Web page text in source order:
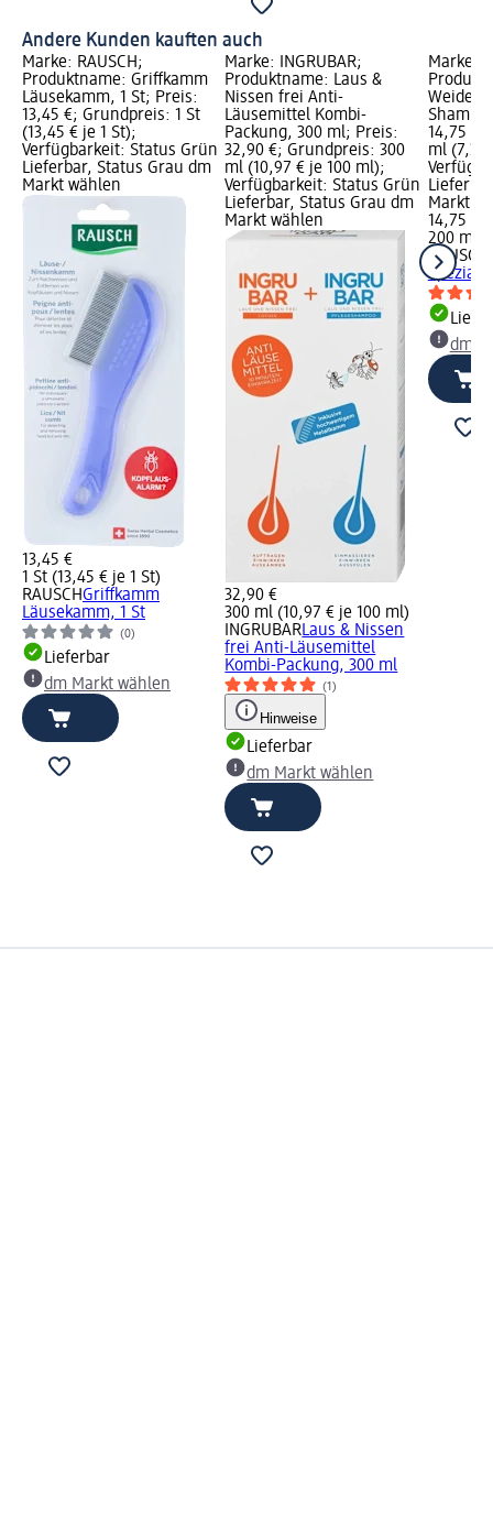
Andere Kunden kauften auch
Marke: RAUSCH;
Produktname: Griffkamm
Läusekamm, 1 St; Preis:
13,45 €; Grundpreis: 1 St
(13,45 € je 1 St);
Verfügbarkeit: Status Grün
Lieferbar, Status Grau dm
Markt wählen
13,45 €
1 St (13,45 € je 1 St)
RAUSCHGriffkamm
Läusekamm, 1 St
(0)
Lieferbar
dm Markt wählen
Marke: INGRUBAR;
Produktname: Laus &
Nissen frei Anti-
Läusemittel Kombi-
Packung, 300 ml; Preis:
32,90 €; Grundpreis: 300
ml (10,97 € je 100 ml);
Verfügbarkeit: Status Grün
Lieferbar, Status Grau dm
Markt wählen
32,90 €
300 ml (10,97 € je 100 ml)
INGRUBARLaus & Nissen
frei Anti-Läusemittel
Kombi-Packung, 300 ml
(1)
Hinweise
Lieferbar
dm Markt wählen
Marke:
14,75 €;
ml (7,38
Markt
14,75 €
200 ml
RAUSCH
Spezial-
dm